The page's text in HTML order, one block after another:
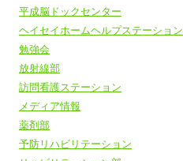
平成脳ドックセンター
ヘイセイホームヘルプステーション
勉強会
放射線部
訪問看護ステーション
メディア情報
薬剤部
予防リハビリテーション